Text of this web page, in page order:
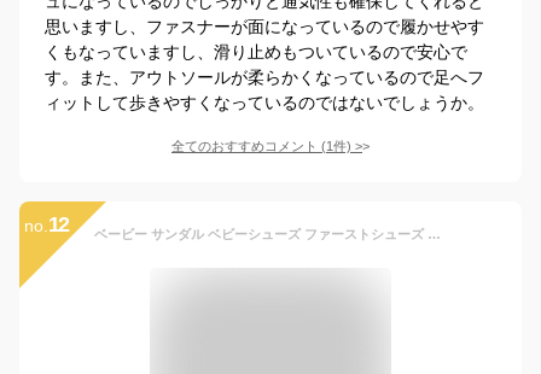
思いますし、ファスナーが面になっているので履かせやす
くもなっていますし、滑り止めもついているので安心で
す。また、アウトソールが柔らかくなっているので足へフ
ィットして歩きやすくなっているのではないでしょうか。
全てのおすすめコメント (1件) >
no. 12 ベービー サンダル ベビーシューズ ファーストシューズ 女の子 男の子 キッズ スポーツ 通気 メッシュ 歩きやすい 軽い 痛くない カジュアル 通園 通学 アウトドア 11.5cm 12cm 12.5cm 13cm 13.5cm 14cm 14.5cm 15cm 夏 かわいい